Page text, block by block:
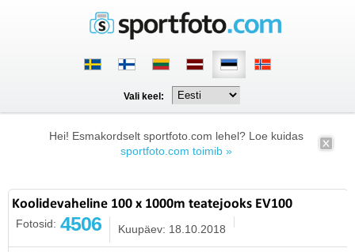
Vali keel:
Hei! Esmakordselt sportfoto.com lehel? Loe kuidas
sportfoto.com toimib »
Koolidevaheline 100 x 1000m teatejooks EV100
Fotosid: 4506 Kuupäev: 18.10.2018